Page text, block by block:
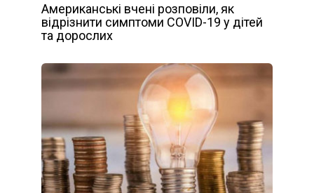
Американські вчені розповіли, як
відрізнити симптоми COVID-19 у дітей
та дорослих